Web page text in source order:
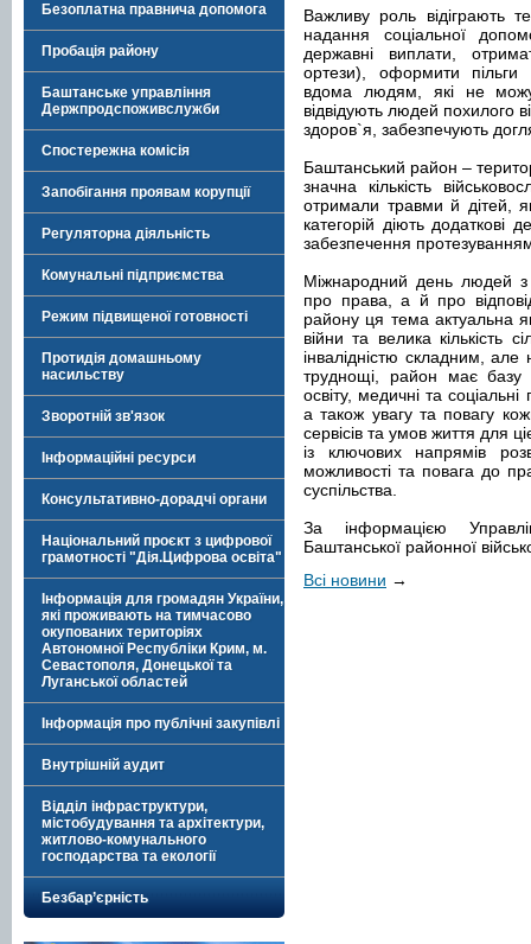
Безоплатна правнича допомога
Пробація району
Баштанське управління
Держпродспоживслужби
Спостережна комісія
Запобігання проявам корупції
Регуляторна діяльність
Комунальні підприємства
Режим підвищеної готовності
Протидія домашньому
насильству
Зворотній зв'язок
Інформаційні ресурси
Консультативно-дорадчі органи
Національний проєкт з цифрової
грамотності "Дія.Цифрова освіта"
Інформація для громадян України,
які проживають на тимчасово
окупованих територіях
Автономної Республіки Крим, м.
Севастополя, Донецької та
Луганської областей
Інформація про публічні закупівлі
Внутрішній аудит
Відділ інфраструктури,
містобудування та архітектури,
житлово-комунального
господарства та екології
Безбар’єрність
Важливу роль відіграють
надання соціальної
державні виплати,
ортези), оформити пільги
вдома людям, які не
відвідують людей похилого
здоров`я, забезпечують
Баштанський район –
значна кількість
отримали травми й дітей,
категорій діють додаткові
забезпечення
Міжнародний день людей з
про права, а й про
району ця тема актуальна
війни та велика кількість
інвалідністю складним,
труднощі, район має базу
освіту, медичні та
а також увагу та повагу
сервісів та умов життя для
із ключових напрямів
можливості та повага до
суспільства.
За інформацією
Баштанської районної
Всі новини →